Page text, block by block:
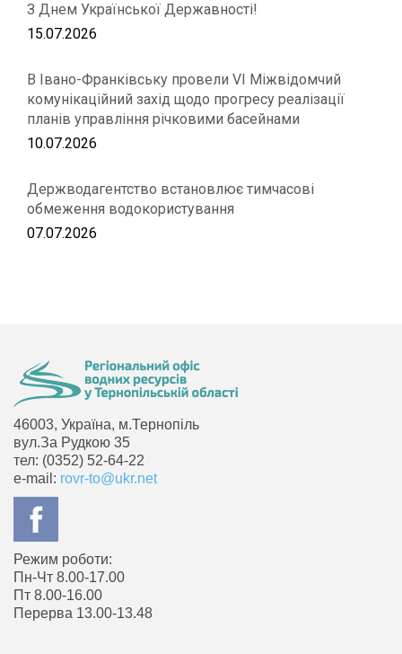
З Днем Української Державності!
15.07.2026
В Івано-Франківську провели VІ Міжвідомчий
комунікаційний захід щодо прогресу реалізації
планів управління річковими басейнами
10.07.2026
Держводагентство встановлює тимчасові
обмеження водокористування
07.07.2026
46003, Україна, м.Тернопіль
вул.За Рудкою 35
тел: (0352) 52-64-22
e-mail: rovr-to@ukr.net
Режим роботи:
Пн-Чт 8.00-17.00
Пт 8.00-16.00
Перерва 13.00-13.48